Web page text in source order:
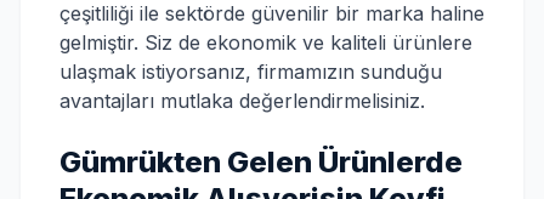
çeşitliliği ile sektörde güvenilir bir marka haline
gelmiştir. Siz de ekonomik ve kaliteli ürünlere
ulaşmak istiyorsanız, firmamızın sunduğu
avantajları mutlaka değerlendirmelisiniz.
Gümrükten Gelen Ürünlerde